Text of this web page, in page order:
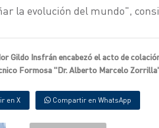
la evolución del mundo",
Gildo Insfrán encabezó el acto de
Formosa "Dr. Alberto Marcelo
en X Compartir en WhatsApp